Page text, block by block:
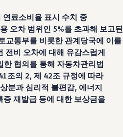
지원 프로그램
정 부품
업데이트
일
요?
연료소비율 표시 수치 중
오차 범위인 5%를 초과해 보고된
교통부를 비롯한 관계당국에 이를
전비 오차에 대해 유감스럽게
협의를 통해 자동차관리법
조의 2, 제 42조 규정에 따라
분과 심리적 불편감, 에너지
재발급 등에 대한 보상금을